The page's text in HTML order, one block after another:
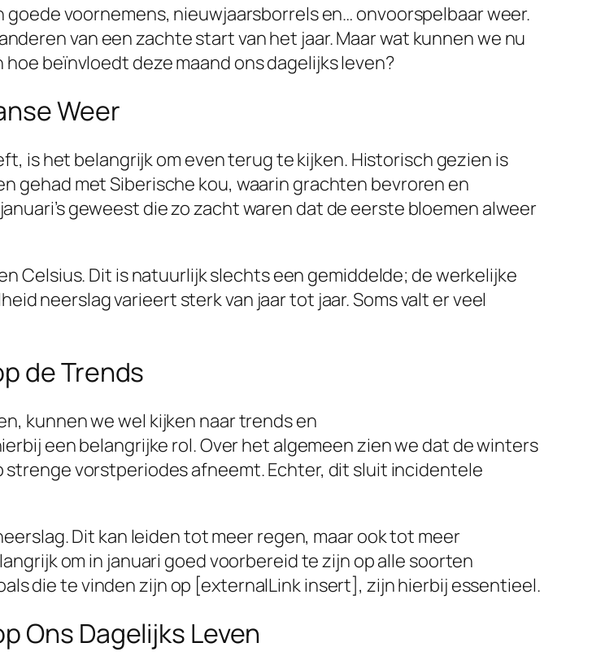
goede voornemens, nieuwjaarsborrels en… onvoorspelbaar weer.
van een zachte start van het jaar. Maar wat kunnen we nu
beïnvloedt deze maand ons dagelijks leven?
Weer
is het belangrijk om even terug te kijken. Historisch gezien is
gehad met Siberische kou, waarin grachten bevroren en
geweest die zo zacht waren dat de eerste bloemen alweer
Celsius. Dit is natuurlijk slechts een gemiddelde; de werkelijke
neerslag varieert sterk van jaar tot jaar. Soms valt er veel
de Trends
kunnen we wel kijken naar trends en
een belangrijke rol. Over het algemeen zien we dat de winters
vorstperiodes afneemt. Echter, dit sluit incidentele
Dit kan leiden tot meer regen, maar ook tot meer
om in januari goed voorbereid te zijn op alle soorten
die te vinden zijn op [externalLink insert], zijn hierbij essentieel.
Ons Dagelijks Leven